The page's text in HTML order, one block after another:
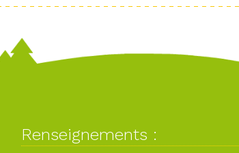
Renseignements :